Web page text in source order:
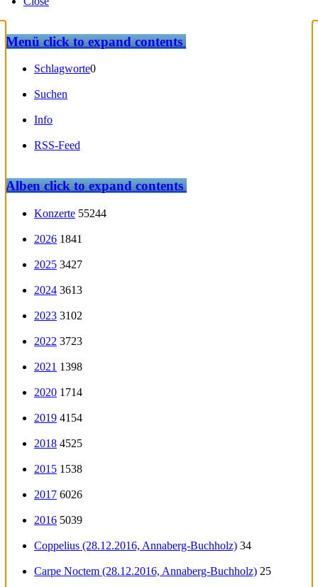
Menüclick to expand contents
Schlagworte0
Suchen
Info
RSS-Feed
Albenclick to expand contents
Konzerte 55244
2026 1841
2025 3427
2024 3613
2023 3102
2022 3723
2021 1398
2020 1714
2019 4154
2018 4525
2015 1538
2017 6026
2016 5039
Coppelius (28.12.2016, Annaberg-Buchholz) 34
Carpe Noctem (28.12.2016, Annaberg-Buchholz) 25